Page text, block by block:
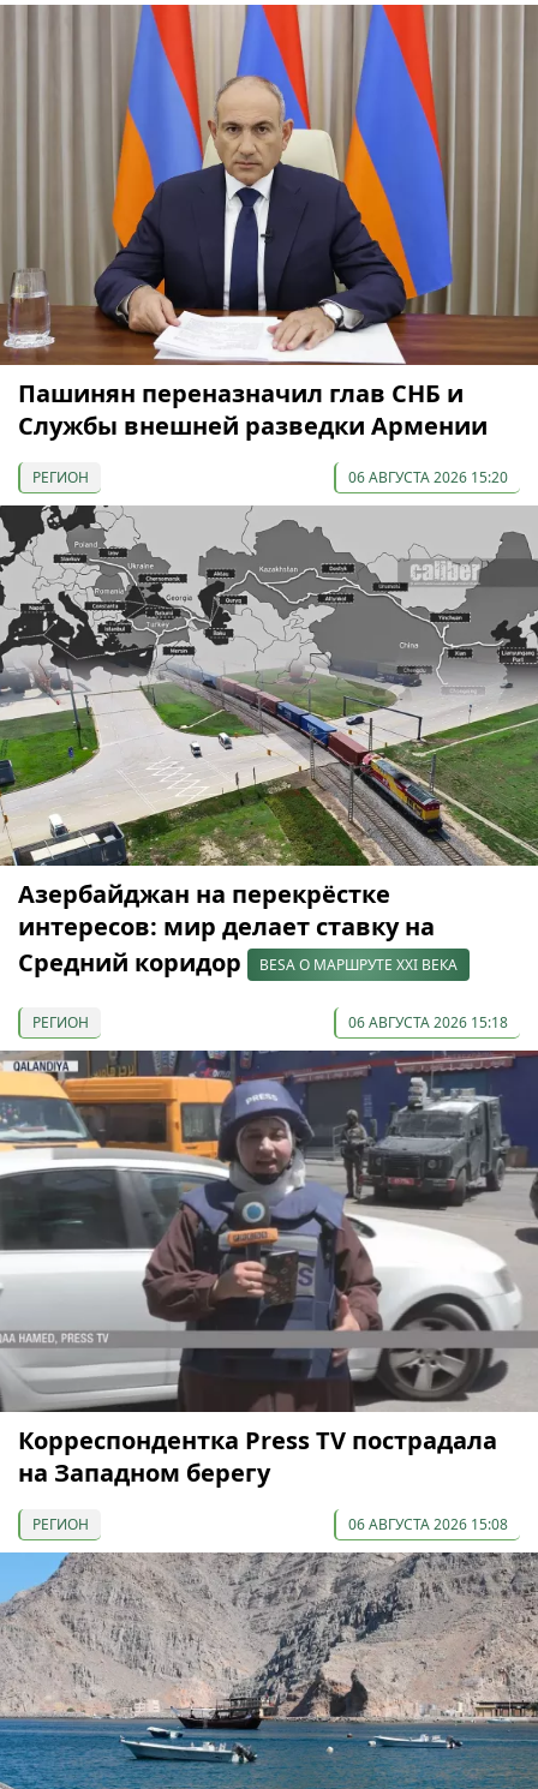
Пашинян переназначил глав СНБ и
Службы внешней разведки Армении
РЕГИОН 06 АВГУСТА 2026 15:20
Азербайджан на перекрёстке
интересов: мир делает ставку на
Средний коридор
BESA О МАРШРУТЕ XXI ВЕКА
РЕГИОН 06 АВГУСТА 2026 15:18
Корреспондентка Press TV пострадала
на Западном берегу
РЕГИОН 06 АВГУСТА 2026 15:08